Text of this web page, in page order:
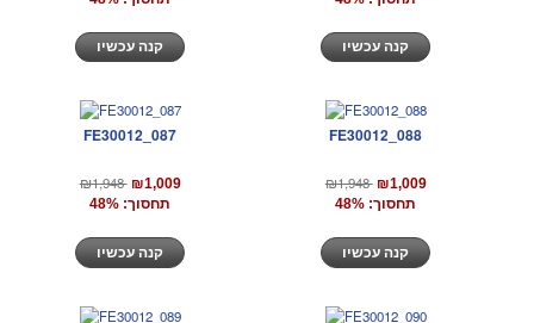
FE30012_087
₪1,948 ₪1,009
תחסוך: 48%
FE30012_088
₪1,948 ₪1,009
תחסוך: 48%